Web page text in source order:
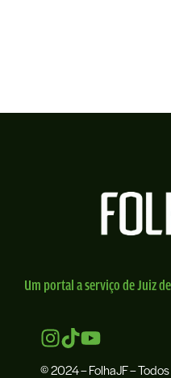
Um portal a serviço de Juiz
© 2024 – FolhaJF –